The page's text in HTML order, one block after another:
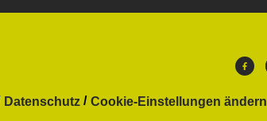
Datenschutz Cookie-Einstellungen ändern